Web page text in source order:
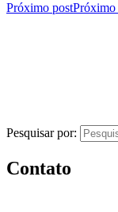
Próximo postPróximo
Pesquisar por:
Contato